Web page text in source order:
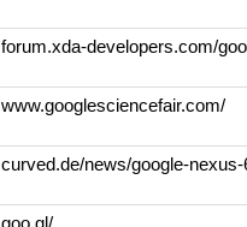
forum.xda-developers.com/
www.googlesciencefair.com/
curved.de/news/google-
goo.gl/